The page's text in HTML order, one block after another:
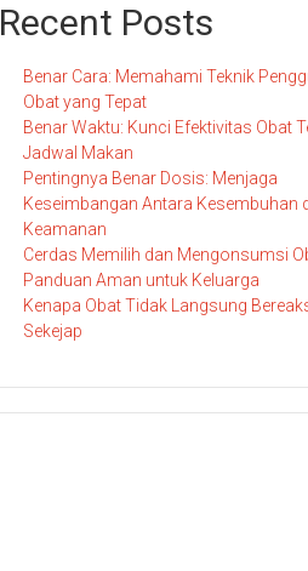
Recent Posts
Benar Cara: Memahami Teknik
Obat yang Tepat
Benar Waktu: Kunci Efektivitas Obat
Jadwal Makan
Pentingnya Benar Dosis: Menjaga
Keseimbangan Antara Kesembuhan
Keamanan
Cerdas Memilih dan Mengonsumsi
Panduan Aman untuk Keluarga
Kenapa Obat Tidak Langsung
Sekejap